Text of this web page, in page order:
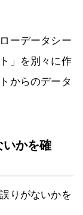
ーデータシー
」を別々に作
からのデータ
いかを確
りがないかを